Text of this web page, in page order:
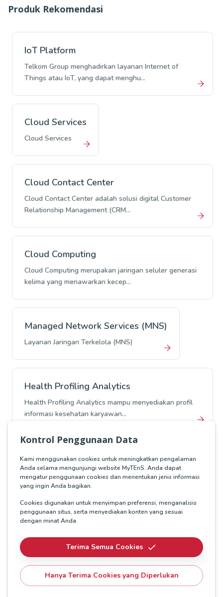
Produk Rekomendasi
IoT Platform
Telkom Group menghadirkan layanan Internet of
Things atau IoT, yang dapat menghu...
Cloud Services
Cloud Services
Cloud Contact Center
Cloud Contact Center adalah solusi digital Customer
Relationship Management (CRM...
Cloud Computing
Cloud Computing merupakan jaringan seluler generasi
kelima yang menawarkan kecep...
Managed Network Services (MNS)
Layanan Jaringan Terkelola (MNS)
Health Profiling Analytics
Health Profiling Analytics mampu menyediakan profil
informasi kesehatan karyawan...
Jelajahi solusi dari MyTEnS
Insight Terkait
Cerita Sukses
SMDV, Sistem Distribusi Vaksin yang
Jangkau Seluruh Penjuru Indonesia
Pandemi akibat Covid-19 telah
mencatatkan jutaan kasus, termasuk
Kontrol Penggunaan Data
Kami menggunakan cookies untuk meningkatkan pengalaman
Anda selama mengunjungi website MyTEnS. Anda dapat
mengatur penggunaan cookies dan menentukan jenis informasi
yang ingin Anda bagikan.
Cookies digunakan untuk menyimpan preferensi, menganalisis
penggunaan situs, serta menyediakan konten yang sesuai
dengan minat Anda.
Terima Semua Cookies
Hanya Terima Cookies yang Diperlukan